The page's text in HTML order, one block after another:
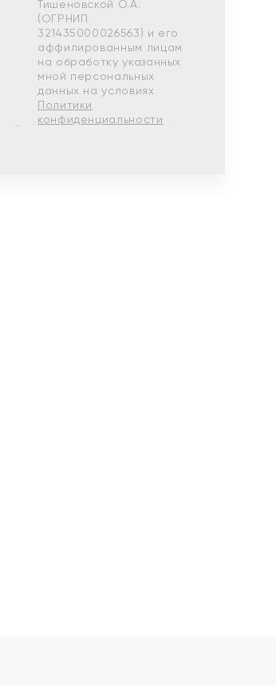
Тишеновской О.А.
(ОГРНИП
321435000026563) и его
аффилированным лицам
на обработку указанных
мной персональных
данных на условиях
Политики
конфиденциальности